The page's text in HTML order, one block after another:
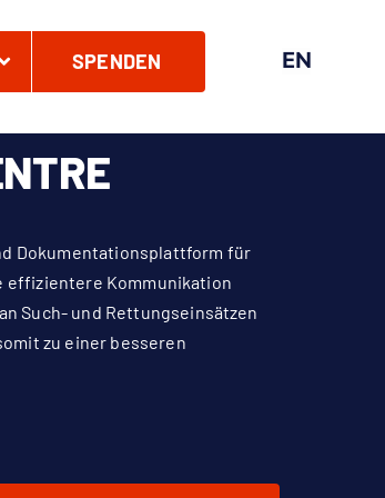
SPENDEN EN
Dokumentationsplattform für
effizientere Kommunikation
Such- und Rettungseinsätzen
zu einer besseren